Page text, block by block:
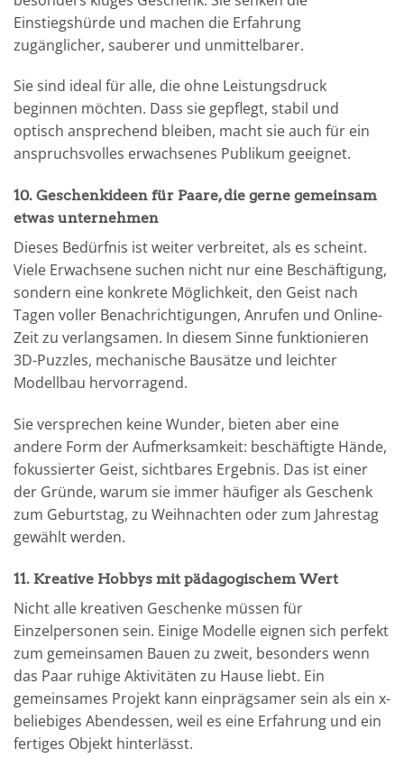
Einstiegshürde und machen die Erfahrung
zugänglicher, sauberer und unmittelbarer.
Sie sind ideal für alle, die ohne Leistungsdruck
beginnen möchten. Dass sie gepflegt, stabil und
optisch ansprechend bleiben, macht sie auch für ein
anspruchsvolles erwachsenes Publikum geeignet.
10. Geschenkideen für Paare, die gerne gemeinsam
etwas unternehmen
Dieses Bedürfnis ist weiter verbreitet, als es scheint.
Viele Erwachsene suchen nicht nur eine Beschäftigung,
sondern eine konkrete Möglichkeit, den Geist nach
Tagen voller Benachrichtigungen, Anrufen und Online-
Zeit zu verlangsamen. In diesem Sinne funktionieren
3D-Puzzles, mechanische Bausätze und leichter
Modellbau hervorragend.
Sie versprechen keine Wunder, bieten aber eine
andere Form der Aufmerksamkeit: beschäftigte Hände,
fokussierter Geist, sichtbares Ergebnis. Das ist einer
der Gründe, warum sie immer häufiger als Geschenk
zum Geburtstag, zu Weihnachten oder zum Jahrestag
gewählt werden.
11. Kreative Hobbys mit pädagogischem Wert
Nicht alle kreativen Geschenke müssen für
Einzelpersonen sein. Einige Modelle eignen sich perfekt
zum gemeinsamen Bauen zu zweit, besonders wenn
das Paar ruhige Aktivitäten zu Hause liebt. Ein
gemeinsames Projekt kann einprägsamer sein als ein x-
beliebiges Abendessen, weil es eine Erfahrung und ein
fertiges Objekt hinterlässt.